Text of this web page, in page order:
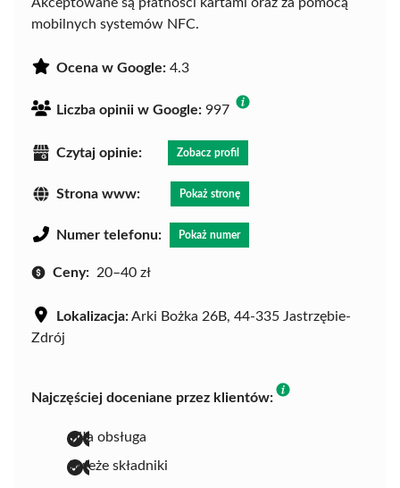
mobilnych systemów NFC.
Ocena w Google: 4.3
Liczba opinii w Google: 997
Czytaj opinie: Zobacz profil
Strona www: Pokaż stronę
Numer telefonu: Pokaż numer
Ceny: 20–40 zł
Lokalizacja:Arki Bożka 26B, 44-335 Jastrzębie-
Zdrój
Najczęściej doceniane przez klientów:
miła obsługa
świeże składniki